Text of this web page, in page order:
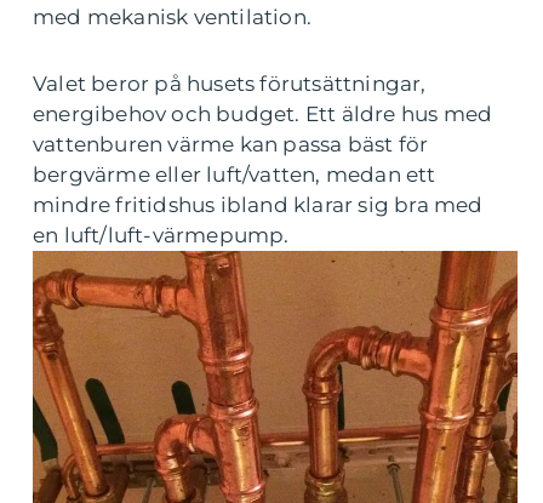
med mekanisk ventilation.
Valet beror på husets förutsättningar,
energibehov och budget. Ett äldre hus med
vattenburen värme kan passa bäst för
bergvärme eller luft/vatten, medan ett
mindre fritidshus ibland klarar sig bra med
en luft/luft-värmepump.